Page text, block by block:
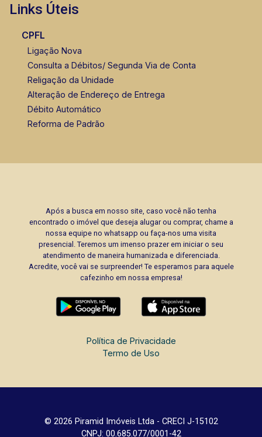
Links Úteis
CPFL
Ligação Nova
Consulta a Débitos/ Segunda Via de Conta
Religação da Unidade
Alteração de Endereço de Entrega
Débito Automático
Reforma de Padrão
Após a busca em nosso site, caso você não tenha
encontrado o imóvel que deseja alugar ou comprar, chame a
nossa equipe no whatsapp ou faça-nos uma visita
presencial. Teremos um imenso prazer em iniciar o seu
atendimento de maneira humanizada e diferenciada.
Acredite, você vai se surpreender! Te esperamos para aquele
cafezinho em nossa empresa!
Política de Privacidade
Termo de Uso
© 2026 Piramid Imóveis Ltda - CRECI J-15102
CNPJ: 00.685.077/0001-42